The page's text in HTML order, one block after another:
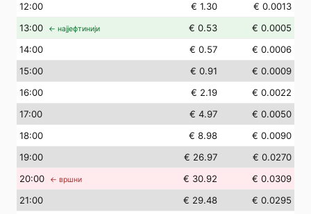
12:00 € 1.30
€ 0.0013
13:00 ← најјефтинији € 0.53
€ 0.0005
14:00 € 0.57
€ 0.0006
15:00 € 0.91
€ 0.0009
16:00 € 2.19
€ 0.0022
17:00 € 4.97
€ 0.0050
18:00 € 8.98
€ 0.0090
19:00 € 26.97
€ 0.0270
20:00 ← вршни € 30.92
€ 0.0309
21:00 € 29.48
€ 0.0295